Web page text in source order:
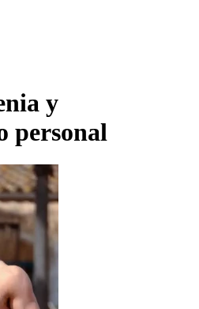
y
personal